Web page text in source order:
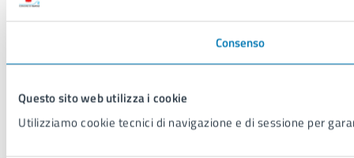
Consenso
Questo sito web utilizza i cookie
Utilizziamo cookie tecnici di navigazione e di sessione per